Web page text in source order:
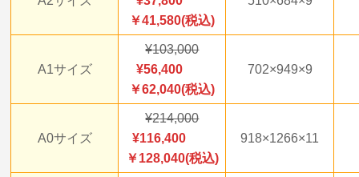
￥41,580(税込)
A1サイズ
103,000
56,400
￥62,040(税込)
702×949×9
A0サイズ
214,000
116,400
￥128,040(税込)
918×1266×11